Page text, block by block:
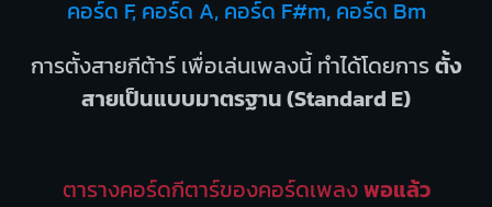
คอร์ด F, คอร์ด A, คอร์ด F#m, คอร์ด Bm
การตั้งสายกีต้าร์ เพื่อเล่นเพลงนี้ ทำได้โดยการตั้ง
สายเป็นแบบมาตรฐาน (Standard E)
ตารางคอร์ดกีตาร์ของคอร์ดเพลงพอแล้ว